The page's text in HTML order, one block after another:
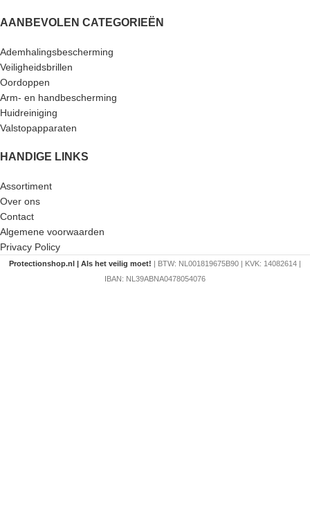
AANBEVOLEN CATEGORIEËN
Ademhalingsbescherming
Veiligheidsbrillen
Oordoppen
Arm- en handbescherming
Huidreiniging
Valstopapparaten
HANDIGE LINKS
Assortiment
Over ons
Contact
Algemene voorwaarden
Privacy Policy
Protectionshop.nl | Als het veilig moet! | BTW: NL001819675B90 | KVK: 14082614 |
IBAN: NL39ABNA0478054076